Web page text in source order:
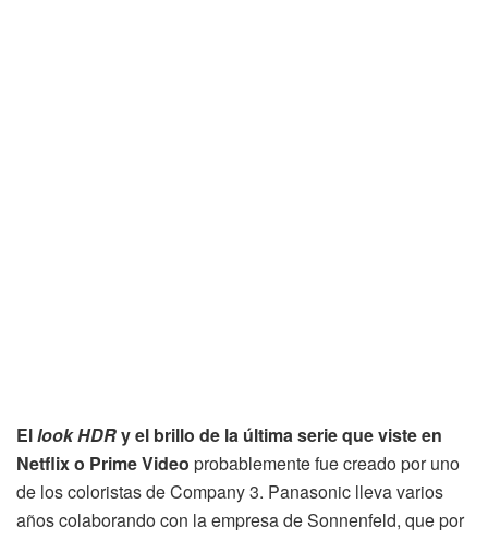
Ellook HDRy el brillo de la última serie que viste en
Netflix o Prime Video probablemente fue creado por uno
de los coloristas de Company 3. Panasonic lleva varios
años colaborando con la empresa de Sonnenfeld, que por